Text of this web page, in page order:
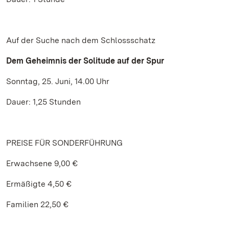
Auf der Suche nach dem Schlossschatz
Dem Geheimnis der Solitude auf der Spur
Sonntag, 25. Juni, 14.00 Uhr
Dauer: 1,25 Stunden
PREISE FÜR SONDERFÜHRUNG
Erwachsene 9,00 €
Ermäßigte 4,50 €
Familien 22,50 €